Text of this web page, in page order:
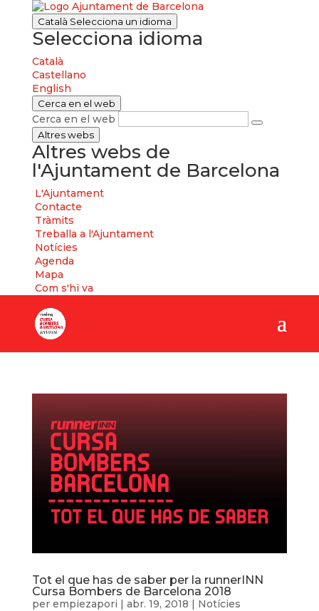
Català Selecciona un idioma
Selecciona idioma
Català
Castellano
English
Cerca en el web
Cerca en el web
Altres webs
Altres webs de
l'Ajuntament de Barcelona
L'Ajuntament
Contacte
Tràmits
Treballa a l'Ajuntament
Notícies
Agenda
Mapa
Com s'hi va
Tot el que has de saber per la runnerINN
Cursa Bombers de Barcelona 2018
per empiezapori | abr. 19, 2018 | Notícies